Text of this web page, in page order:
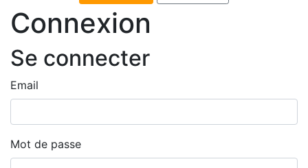
Connexion
Se connecter
Email
Mot de passe